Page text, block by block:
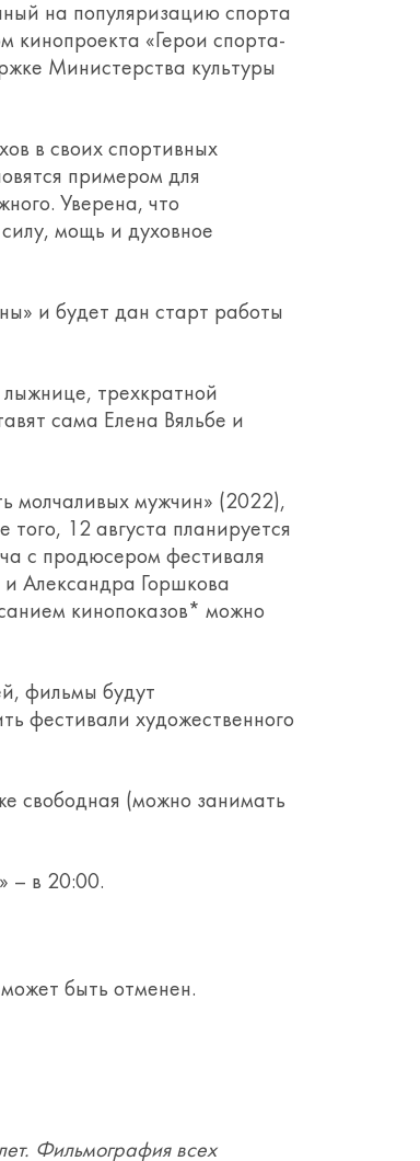
на популяризацию спорта
кинопроекта «Герои спорта-
Министерства культуры
в своих спортивных
примером для
Уверена, что
мощь и духовное
и будет дан старт работы
трехкратной
сама Елена Вяльбе и
молчаливых мужчин» (2022),
12 августа планируется
с продюсером фестиваля
Александра Горшкова
кинопоказов* можно
фильмы будут
фестивали художественного
свободная (можно занимать
– в 20:00.
быть отменен.
Фильмография всех